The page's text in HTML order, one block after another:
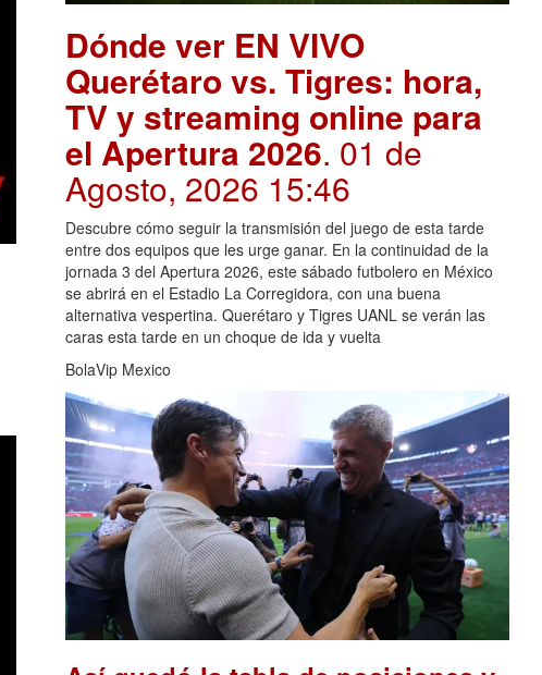
Dónde ver EN VIVO
Querétaro vs. Tigres: hora,
TV y streaming online para
el Apertura 2026. 01 de
Agosto, 2026 15:46
Descubre cómo seguir la transmisión del juego de esta tarde
entre dos equipos que les urge ganar. En la continuidad de la
jornada 3 del Apertura 2026, este sábado futbolero en México
se abrirá en el Estadio La Corregidora, con una buena
alternativa vespertina. Querétaro y Tigres UANL se verán las
caras esta tarde en un choque de ida y vuelta
BolaVip Mexico